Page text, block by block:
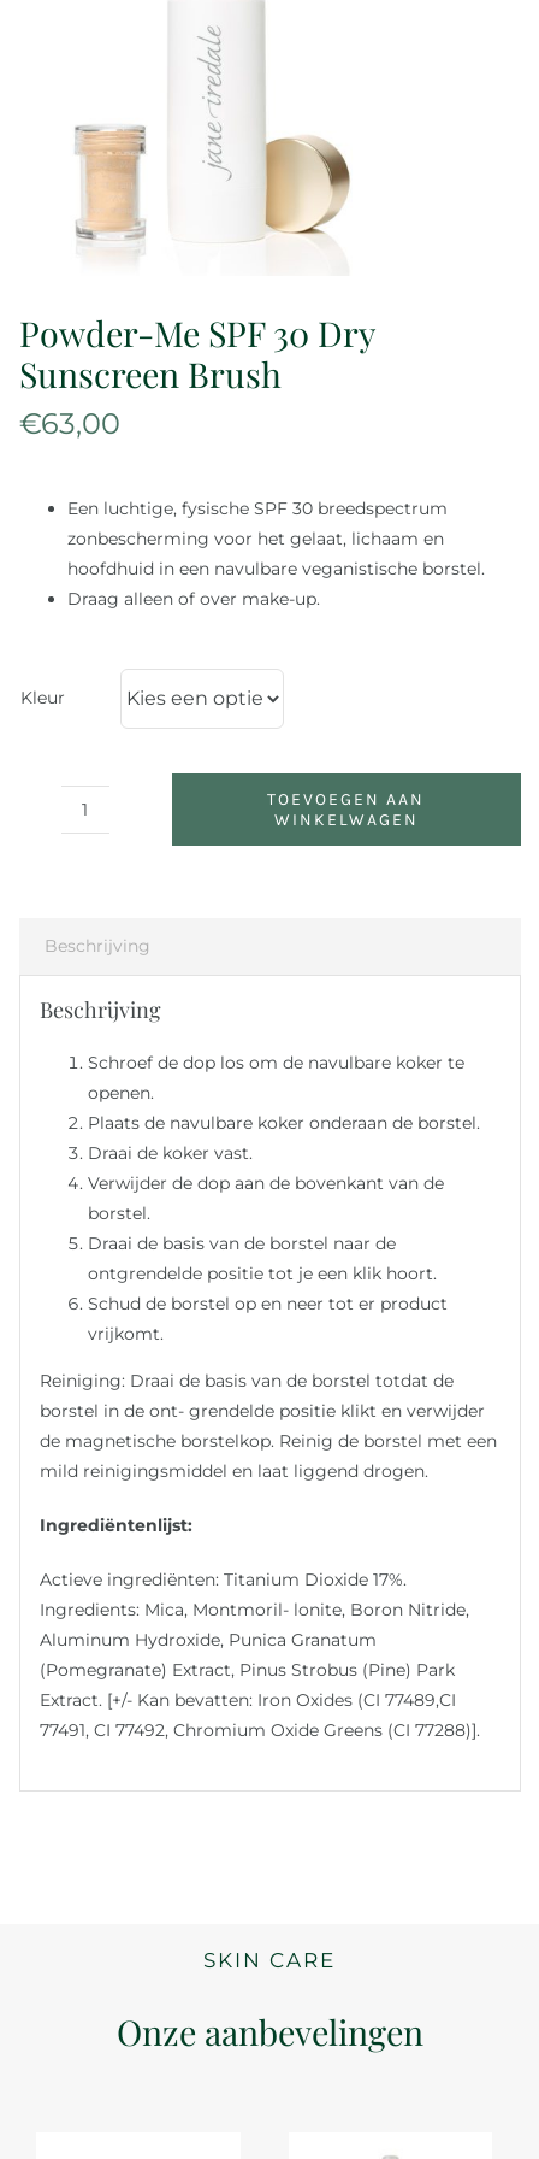
Over ons
Reviews
Contact
Powder-Me SPF 30 Dry
Sunscreen Brush
€63,00
Een luchtige, fysische SPF 30 breedspectrum
zonbescherming voor het gelaat, lichaam en
hoofdhuid in een navulbare veganistische borstel.
Draag alleen of over make-up.
Kleur
Powder-
Dry
Sunscreen
Brush
TOEVOEGEN AAN
WINKELWAGEN
Beschrijving
Beschrijving
Schroef de dop los om de navulbare koker te
openen.
Plaats de navulbare koker onderaan de borstel.
Draai de koker vast.
Verwijder de dop aan de bovenkant van de
borstel.
Draai de basis van de borstel naar de
ontgrendelde positie tot je een klik hoort.
Schud de borstel op en neer tot er product
vrijkomt.
Reiniging: Draai de basis van de borstel totdat de
borstel in de ont- grendelde positie klikt en verwijder
de magnetische borstelkop. Reinig de borstel met een
mild reinigingsmiddel en laat liggend drogen.
Ingrediëntenlijst:
Actieve ingrediënten: Titanium Dioxide 17%.
Ingredients: Mica, Montmoril- lonite, Boron Nitride,
Aluminum Hydroxide, Punica Granatum
(Pomegranate) Extract, Pinus Strobus (Pine) Park
Extract. [+/- Kan bevatten: Iron Oxides (CI 77489,CI
77491, CI 77492, Chromium Oxide Greens (CI 77288)].
SKIN CARE
Onze aanbevelingen